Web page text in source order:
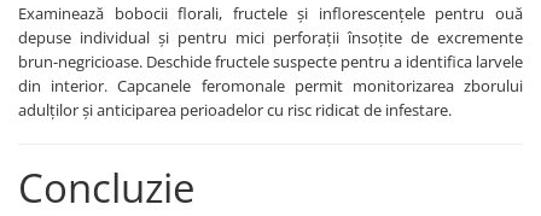
Insecticide
Fertilizanți foliari
GENȚIANĂ
Erbicide
Insecticide
MUR
Insecticide
Fertilizanți foliari
NAPI
Fertilizanți foliari
Examinează bobocii florali, fructele și inflorescențele pentru ouă
depuse individual și pentru mici perforații însoțite de excremente
brun-negricioase. Deschide fructele suspecte pentru a identifica larvele
din interior. Capcanele feromonale permit monitorizarea zborului
adulților și anticiparea perioadelor cu risc ridicat de infestare.
Concluzie